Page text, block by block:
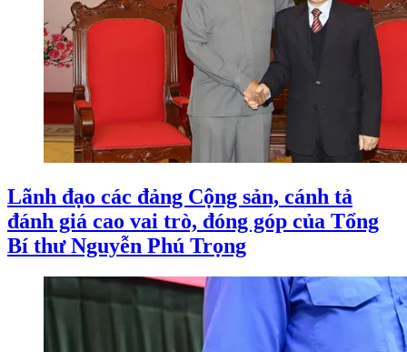
Lãnh đạo các đảng Cộng sản, cánh tả
đánh giá cao vai trò, đóng góp của Tổng
Bí thư Nguyễn Phú Trọng